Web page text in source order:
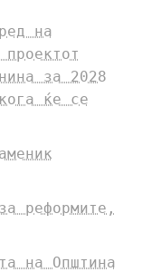
на
за 2028
ќе се
реформите,
на Општина